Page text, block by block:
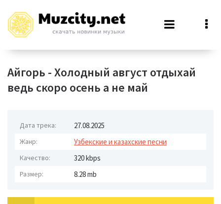
Айгорь - Холодный август отдыхай
ведь скоро осень а не май
Дата трека: 27.08.2025
Жанр: Узбекские и казахские песни
Качество: 320 kbps
Размер: 8.28 mb